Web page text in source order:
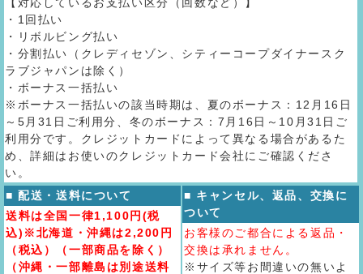
・1回払い
・リボルビング払い
・分割払い（クレディセゾン、シティーコープダイナースク
ラブジャパンは除く）
・ボーナス一括払い
※ボーナス一括払いの該当時期は、夏のボーナス：12月16日
～5月31日ご利用分、冬のボーナス：7月16日～10月31日ご
利用分です。クレジットカードによって異なる場合があるた
め、詳細はお使いのクレジットカード会社にご確認くださ
い。
■ 配送・送料について
送料は全国一律1,100円(税
込)※北海道・沖縄は2,200円
（税込）（一部商品を除く）
（沖縄・一部離島は別途送料
■ キャンセル、返品、交換に
ついて
お客様のご都合による返品・
交換は承れません。
※サイズ等お間違いの無いよ